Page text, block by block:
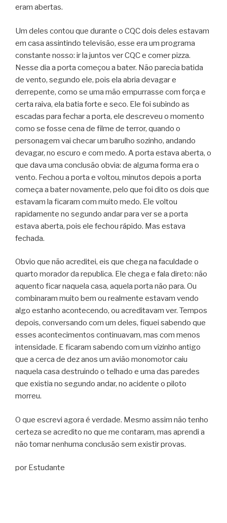
eram abertas.
Um deles contou que durante o CQC dois deles estavam
em casa assintindo televisão, esse era um programa
constante nosso: ir la juntos ver CQC e comer pizza.
Nesse dia a porta começou a bater. Não parecia batida
de vento, segundo ele, pois ela abria devagar e
derrepente, como se uma mão empurrasse com força e
certa raiva, ela batia forte e seco. Ele foi subindo as
escadas para fechar a porta, ele descreveu o momento
como se fosse cena de filme de terror, quando o
personagem vai checar um barulho sozinho, andando
devagar, no escuro e com medo. A porta estava aberta, o
que dava uma conclusão obvia: de alguma forma era o
vento. Fechou a porta e voltou, minutos depois a porta
começa a bater novamente, pelo que foi dito os dois que
estavam la ficaram com muito medo. Ele voltou
rapidamente no segundo andar para ver se a porta
estava aberta, pois ele fechou rápido. Mas estava
fechada.
Obvio que não acreditei, eis que chega na faculdade o
quarto morador da republica. Ele chega e fala direto: não
aquento ficar naquela casa, aquela porta não para. Ou
combinaram muito bem ou realmente estavam vendo
algo estanho acontecendo, ou acreditavam ver. Tempos
depois, conversando com um deles, fiquei sabendo que
esses acontecimentos continuavam, mas com menos
intensidade. E ficaram sabendo com um vizinho antigo
que a cerca de dez anos um avião monomotor caiu
naquela casa destruindo o telhado e uma das paredes
que existia no segundo andar, no acidente o piloto
morreu.
O que escrevi agora é verdade. Mesmo assim não tenho
certeza se acredito no que me contaram, mas aprendi a
não tomar nenhuma conclusão sem existir provas.
por Estudante